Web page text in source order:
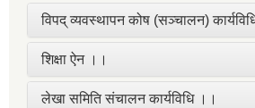
विपद् व्यवस्थापन कोष (सञ्चालन)
शिक्षा ऐन ।।
लेखा समिति संचालन कार्यविधि ।।